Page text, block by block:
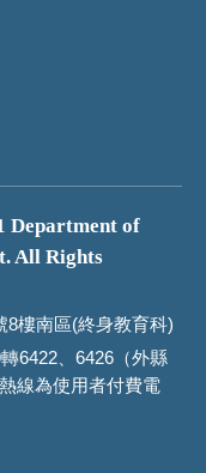
Department of
All Rights
8樓南區(終身教育科)
6422、6426（外縣
線為使用者付費電